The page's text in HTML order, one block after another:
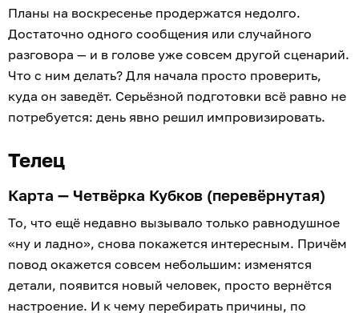
Планы на воскресенье продержатся недолго.
Достаточно одного сообщения или случайного
разговора — и в голове уже совсем другой сценарий.
Что с ним делать? Для начала просто проверить,
куда он заведёт. Серьёзной подготовки всё равно не
потребуется: день явно решил импровизировать.
Телец
Карта — Четвёрка Кубков (перевёрнутая)
То, что ещё недавно вызывало только равнодушное
«ну и ладно», снова покажется интересным. Причём
повод окажется совсем небольшим: изменятся
детали, появится новый человек, просто вернётся
настроение. И к чему перебирать причины, по